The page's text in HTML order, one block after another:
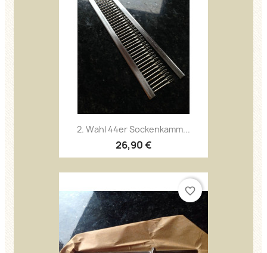
2. Wahl 44er Sockenkamm...
26,90 €
favorite_border